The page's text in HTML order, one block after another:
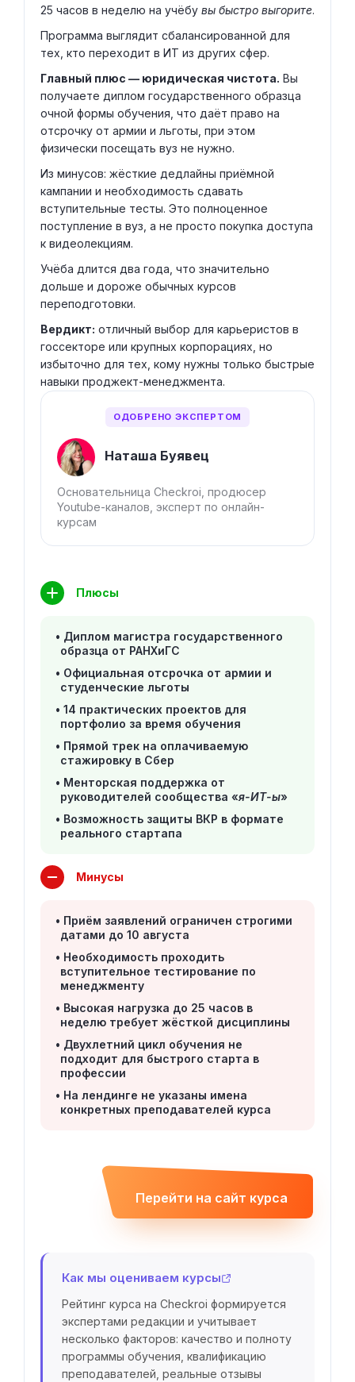
25 часов в неделю на учёбу вы быстро выгорите.
Программа выглядит сбалансированной для
тех, кто переходит в ИТ из других сфер.
Главный плюс — юридическая чистота. Вы
получаете диплом государственного образца
очной формы обучения, что даёт право на
отсрочку от армии и льготы, при этом
физически посещать вуз не нужно.
Из минусов: жёсткие дедлайны приёмной
кампании и необходимость сдавать
вступительные тесты. Это полноценное
поступление в вуз, а не просто покупка доступа
к видеолекциям.
Учёба длится два года, что значительно
дольше и дороже обычных курсов
переподготовки.
Вердикт: отличный выбор для карьеристов в
госсекторе или крупных корпорациях, но
избыточно для тех, кому нужны только быстрые
навыки проджект-менеджмента.
ОДОБРЕНО ЭКСПЕРТОМ
Наташа Буявец
Основательница Checkroi, продюсер
Youtube-каналов, эксперт по онлайн-
курсам
Плюсы
Диплом магистра государственного
образца от РАНХиГС
Официальная отсрочка от армии и
студенческие льготы
14 практических проектов для
портфолио за время обучения
Прямой трек на оплачиваемую
стажировку в Сбер
Менторская поддержка от
руководителей сообщества «я-ИТ-ы»
Возможность защиты ВКР в формате
реального стартапа
Минусы
Приём заявлений ограничен строгими
датами до 10 августа
Необходимость проходить
вступительное тестирование по
менеджменту
Высокая нагрузка до 25 часов в
неделю требует жёсткой дисциплины
Двухлетний цикл обучения не
подходит для быстрого старта в
профессии
На лендинге не указаны имена
конкретных преподавателей курса
Перейти на сайт курса
Как мы оцениваем курсы
Рейтинг курса на Checkroi формируется
экспертами редакции и учитывает
несколько факторов: качество и полноту
программы обучения, квалификацию
преподавателей, реальные отзывы